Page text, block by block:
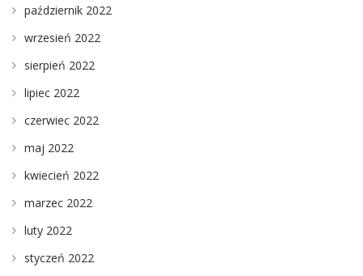
październik 2022
wrzesień 2022
sierpień 2022
lipiec 2022
czerwiec 2022
maj 2022
kwiecień 2022
marzec 2022
luty 2022
styczeń 2022